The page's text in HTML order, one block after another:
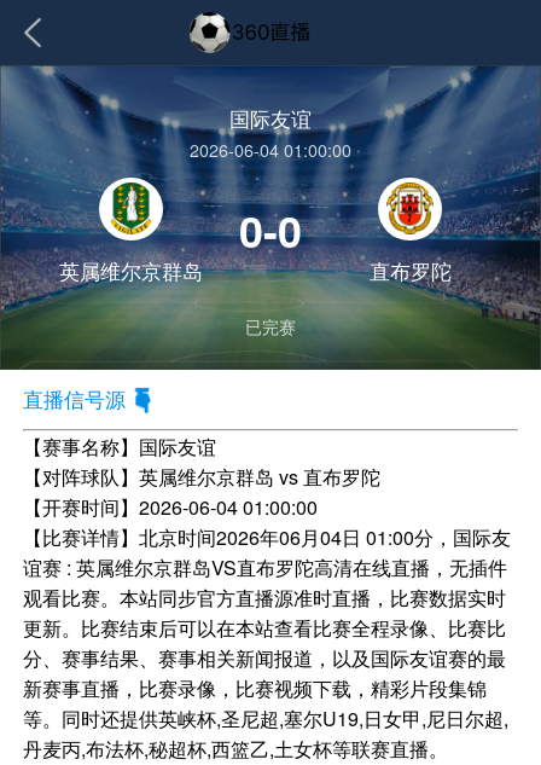
国际友谊
2026-06-04 01:00:00
英属维尔京群岛
0-0
直布罗陀
已完赛
直播信号源
【赛事名称】 国际友谊
【对阵球队】英属维尔京群岛 vs 直布罗陀
【开赛时间】2026-06-04 01:00:00
【比赛详情】北京时间2026年06月04日 01:00分，国际友
谊赛 : 英属维尔京群岛VS直布罗陀高清在线直播，无插件
观看比赛。本站同步官方直播源准时直播，比赛数据实时
更新。比赛结束后可以在本站查看比赛全程录像、比赛比
分、赛事结果、赛事相关新闻报道，以及国际友谊赛的最
新赛事直播，比赛录像，比赛视频下载，精彩片段集锦
等。同时还提供英峡杯,圣尼超,塞尔U19,日女甲,尼日尔超,
丹麦丙,布法杯,秘超杯,西篮乙,土女杯等联赛直播。